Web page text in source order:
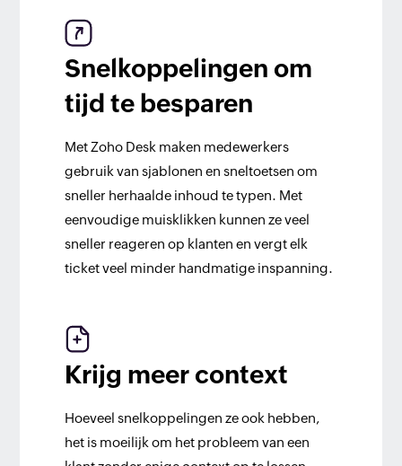
Snelkoppelingen om
tijd te besparen
Met Zoho Desk maken medewerkers
gebruik van sjablonen en sneltoetsen om
sneller herhaalde inhoud te typen. Met
eenvoudige muisklikken kunnen ze veel
sneller reageren op klanten en vergt elk
ticket veel minder handmatige inspanning.
Krijg meer context
Hoeveel snelkoppelingen ze ook hebben,
het is moeilijk om het probleem van een